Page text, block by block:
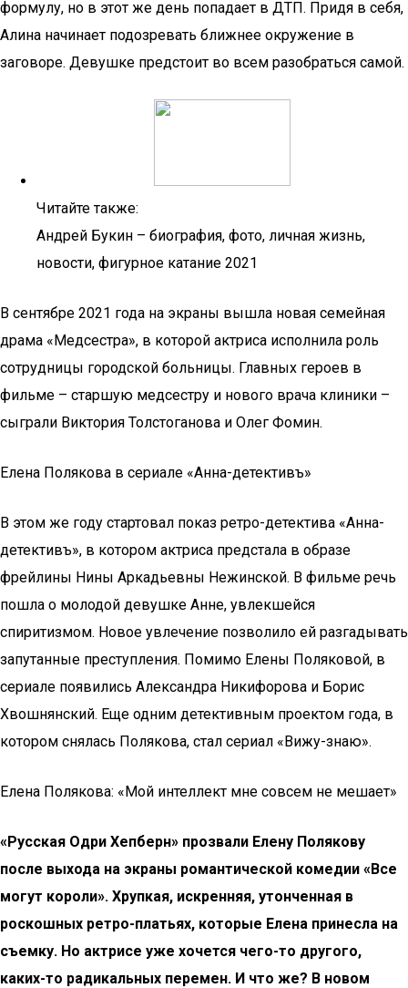
формулу, но в этот же день попадает в ДТП. Придя в себя,
Алина начинает подозревать ближнее окружение в
заговоре. Девушке предстоит во всем разобраться самой.
Читайте также:
Андрей Букин – биография, фото, личная жизнь,
новости, фигурное катание 2021
В сентябре 2021 года на экраны вышла новая семейная
драма «Медсестра», в которой актриса исполнила роль
сотрудницы городской больницы. Главных героев в
фильме – старшую медсестру и нового врача клиники –
сыграли Виктория Толстоганова и Олег Фомин.
Елена Полякова в сериале «Анна-детективъ»
В этом же году стартовал показ ретро-детектива «Анна-
детективъ», в котором актриса предстала в образе
фрейлины Нины Аркадьевны Нежинской. В фильме речь
пошла о молодой девушке Анне, увлекшейся
спиритизмом. Новое увлечение позволило ей разгадывать
запутанные преступления. Помимо Елены Поляковой, в
сериале появились Александра Никифорова и Борис
Хвошнянский. Еще одним детективным проектом года, в
котором снялась Полякова, стал сериал «Вижу-знаю».
Елена Полякова: «Мой интеллект мне совсем не мешает»
«Русская Одри Хепберн» прозвали Елену Полякову
после выхода на экраны романтической комедии «Все
могут короли». Хрупкая, искренняя, утонченная в
роскошных ретро-платьях, которые Елена принесла на
съемку. Но актрисе уже хочется чего-то другого,
каких-то радикальных перемен. И что же? В новом